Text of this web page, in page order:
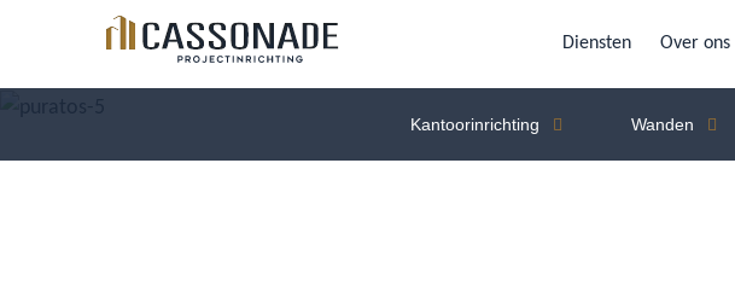
Diensten Over ons
Kantoorinrichting Wanden